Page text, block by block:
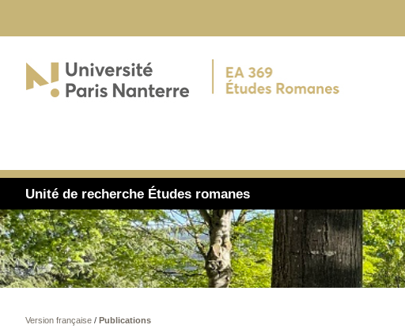
Unité de recherche Études romanes
Version française/ Publications